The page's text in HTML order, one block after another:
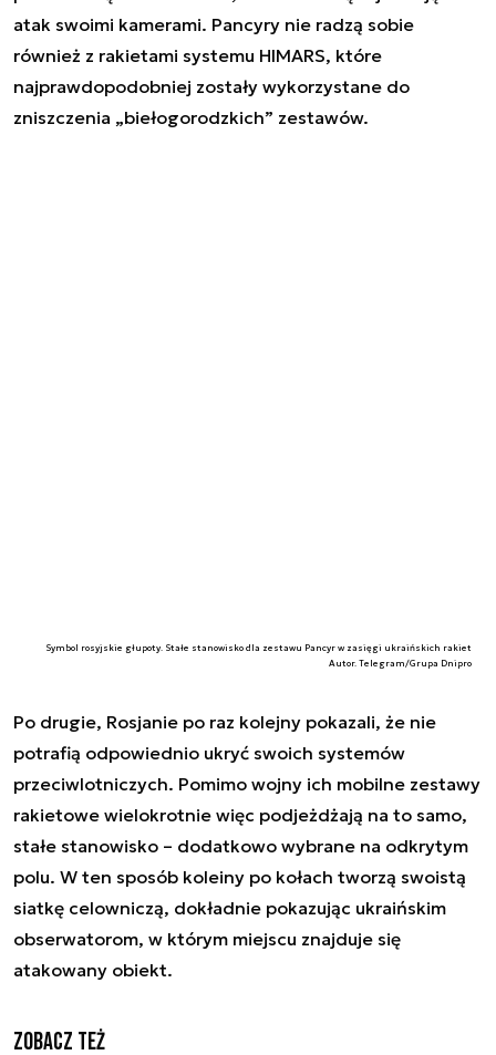
atak swoimi kamerami. Pancyry nie radzą sobie
również z rakietami systemu HIMARS, które
najprawdopodobniej zostały wykorzystane do
zniszczenia „biełogorodzkich” zestawów.
Symbol rosyjskie głupoty. Stałe stanowisko dla zestawu Pancyr w zasięgi ukraińskich rakiet
Autor. Telegram/Grupa Dnipro
Po drugie, Rosjanie po raz kolejny pokazali, że nie
potrafią odpowiednio ukryć swoich systemów
przeciwlotniczych. Pomimo wojny ich mobilne zestawy
rakietowe wielokrotnie więc podjeżdżają na to samo,
stałe stanowisko – dodatkowo wybrane na odkrytym
polu. W ten sposób koleiny po kołach tworzą swoistą
siatkę celowniczą, dokładnie pokazując ukraińskim
obserwatorom, w którym miejscu znajduje się
atakowany obiekt.
Zobacz też